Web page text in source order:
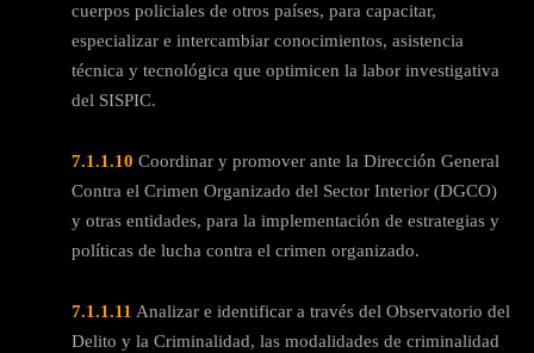
cuerpos policiales de otros países, para capacitar,
especializar e intercambiar conocimientos, asistencia
técnica y tecnológica que optimicen la labor investigativa
del SISPIC.
7.1.1.10 Coordinar y promover ante la Dirección General
Contra el Crimen Organizado del Sector Interior (DGCO)
y otras entidades, para la implementación de estrategias y
políticas de lucha contra el crimen organizado.
7.1.1.11 Analizar e identificar a través del Observatorio del
Delito y la Criminalidad, las modalidades de criminalidad